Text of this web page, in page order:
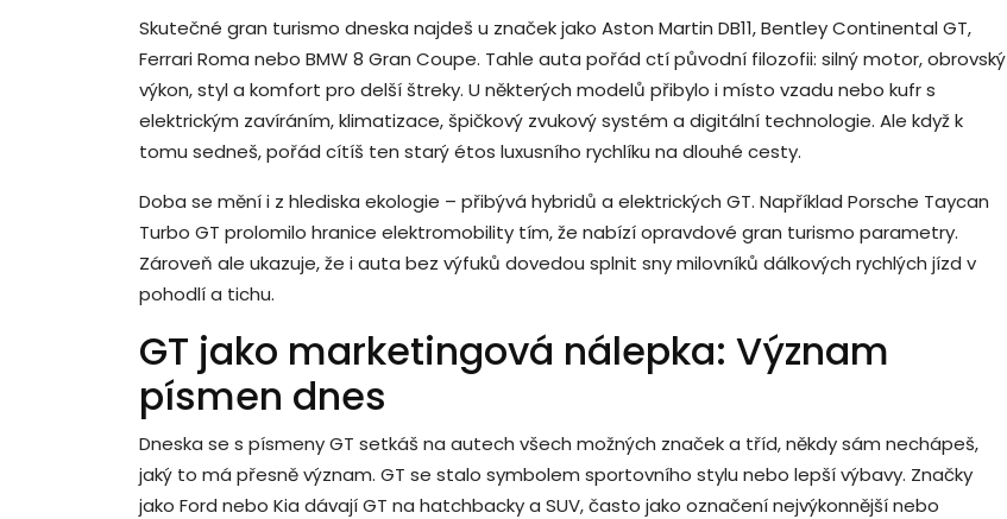
Skutečné gran turismo dneska najdeš u značek jako Aston Martin DB11, Bentley Continental GT,
Ferrari Roma nebo BMW 8 Gran Coupe. Tahle auta pořád ctí původní filozofii: silný motor, obrovský
výkon, styl a komfort pro delší štreky. U některých modelů přibylo i místo vzadu nebo kufr s
elektrickým zavíráním, klimatizace, špičkový zvukový systém a digitální technologie. Ale když k
tomu sedneš, pořád cítíš ten starý étos luxusního rychlíku na dlouhé cesty.
Doba se mění i z hlediska ekologie – přibývá hybridů a elektrických GT. Například Porsche Taycan
Turbo GT prolomilo hranice elektromobility tím, že nabízí opravdové gran turismo parametry.
Zároveň ale ukazuje, že i auta bez výfuků dovedou splnit sny milovníků dálkových rychlých jízd v
pohodlí a tichu.
GT jako marketingová nálepka: Význam
písmen dnes
Dneska se s písmeny GT setkáš na autech všech možných značek a tříd, někdy sám nechápeš,
jaký to má přesně význam. GT se stalo symbolem sportovního stylu nebo lepší výbavy. Značky
jako Ford nebo Kia dávají GT na hatchbacky a SUV, často jako označení nejvýkonnější nebo